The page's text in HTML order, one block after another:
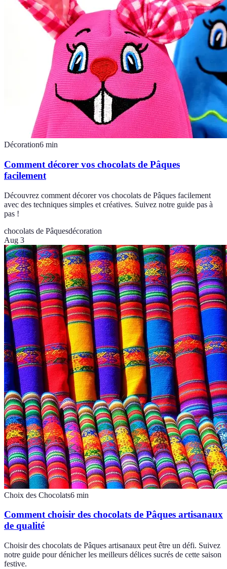
Décoration6 min
Comment décorer vos chocolats de Pâques
facilement
Découvrez comment décorer vos chocolats de Pâques facilement
avec des techniques simples et créatives. Suivez notre guide pas à
pas !
chocolats de Pâquesdécoration
Aug 3
Choix des Chocolats6 min
Comment choisir des chocolats de Pâques artisanaux
de qualité
Choisir des chocolats de Pâques artisanaux peut être un défi. Suivez
notre guide pour dénicher les meilleurs délices sucrés de cette saison
festive.